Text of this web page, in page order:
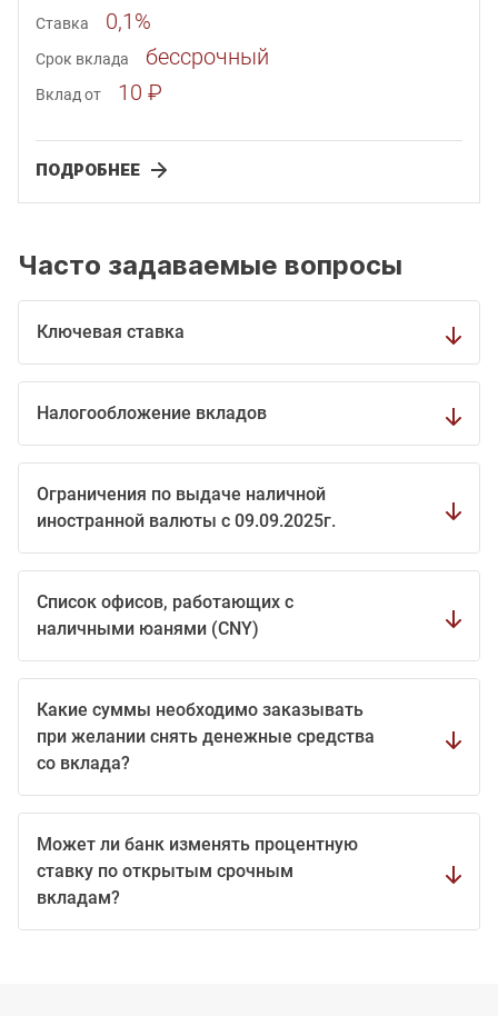
Ставка 0,1%
Срок вклада бессрочный
Вклад от 10 ₽
ПОДРОБНЕЕ
Часто задаваемые вопросы
Ключевая ставка
Налогообложение вкладов
Ограничения по выдаче наличной
иностранной валюты с 09.09.2025г.
Список офисов, работающих с
наличными юанями (CNY)
Какие суммы необходимо заказывать
при желании снять денежные средства
со вклада?
Может ли банк изменять процентную
ставку по открытым срочным
вкладам?